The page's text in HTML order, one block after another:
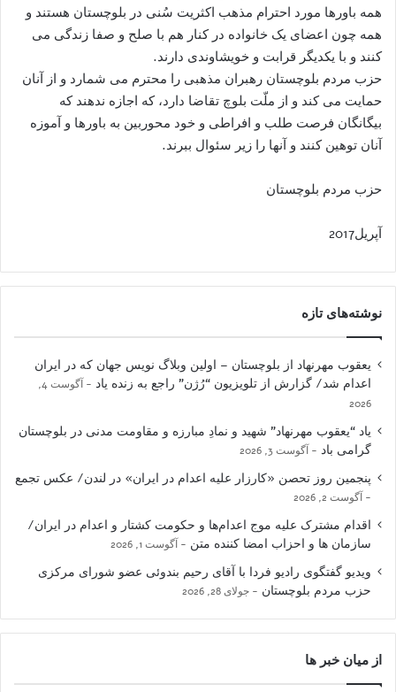
همه باورها مورد احترام مذهب اکثریت سُنی در بلوچستان هستند و
همه چون اعضای یک خانواده در کنار هم با صلح و صفا زندگی می
کنند و با یکدیگر قرابت و خویشاوندی دارند.
حزب مردم بلوچستان رهبران مذهبی را محترم می شمارد و از آنان
حمایت می کند و از ملّت بلوچ تقاضا دارد، که اجازه ندهند که
بیگانگان فرصت طلب و افراطی و خود محوربین به باورها و آموزه
آنان توهین کنند و آنها را زیر سئوال ببرند.
حزب مردم بلوچستان
آپریل2017
نوشته‌های تازه
یعقوب مهرنهاد از بلوچستان – اولین وبلاگ نویس جهان که در ایران
اعدام شد/ گزارش از تلویزیون “رُژن” راجع به زنده یاد
آگوست 4,
2026
یاد “یعقوب مهرنهاد” شهید و نمادِ مبارزه و مقاومت مدنی در بلوچستان
گرامی باد
آگوست 3, 2026
پنجمین روز تحصن «کارزار علیه اعدام در ایران» در لندن/ عکس تجمع
آگوست 2, 2026
اقدام مشترک علیه موج اعدام‌ها و حکومت کشتار و اعدام در ایران/
سازمان ها و احزاب امضا کننده متن
آگوست 1, 2026
ویدیو گفتگوی رادیو فردا با آقای رحیم بندوئی عضو شورای مرکزی
حزب مردم بلوچستان
جولای 28, 2026
از میان خبر ها